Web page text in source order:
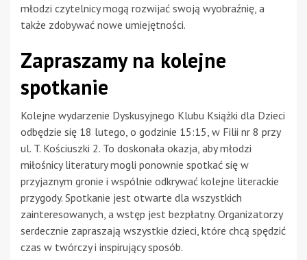
młodzi czytelnicy mogą rozwijać swoją wyobraźnię, a
także zdobywać nowe umiejętności.
Zapraszamy na kolejne
spotkanie
Kolejne wydarzenie Dyskusyjnego Klubu Książki dla Dzieci
odbędzie się 18 lutego, o godzinie 15:15, w Filii nr 8 przy
ul. T. Kościuszki 2. To doskonała okazja, aby młodzi
miłośnicy literatury mogli ponownie spotkać się w
przyjaznym gronie i wspólnie odkrywać kolejne literackie
przygody. Spotkanie jest otwarte dla wszystkich
zainteresowanych, a wstęp jest bezpłatny. Organizatorzy
serdecznie zapraszają wszystkie dzieci, które chcą spędzić
czas w twórczy i inspirujący sposób.